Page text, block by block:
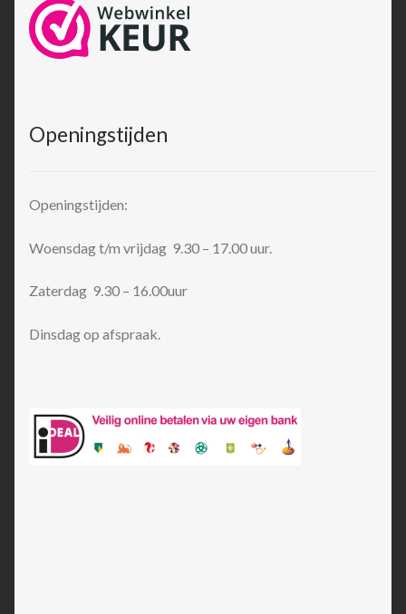
Openingstijden
Openingstijden:
Woensdag t/m vrijdag 9.30 – 17.00 uur.
Zaterdag 9.30 – 16.00uur
Dinsdag op afspraak.